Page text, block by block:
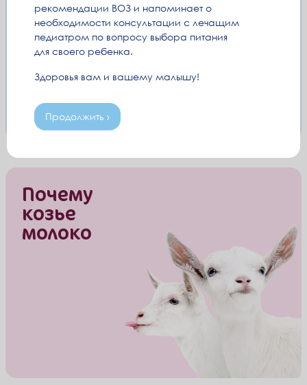
Почему
козье
молоко
рекомендации ВОЗ и напоминает о
необходимости консультации с лечащим
педиатром по вопросу выбора питания
для своего ребенка.
Здоровья вам и вашему малышу!
Продолжить ›